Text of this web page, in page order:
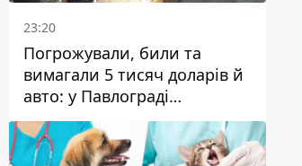
23:20
Погрожували, били та
вимагали 5 тисяч доларів й
авто: у Павлограді
затримали двох чоловіків